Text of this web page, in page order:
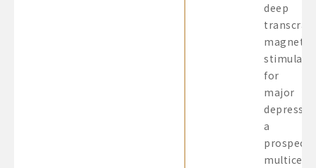
deep
magnetic
for
major
a